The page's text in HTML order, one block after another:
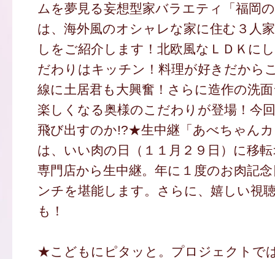
ムを夢見る妄想型家バラエティ「福岡
は、海外風のオシャレな家に住む３人
しをご紹介します！北欧風なＬＤＫに
だわりはキッチン！料理が好きだから
線に土居君も大興奮！さらに造作の洗
楽しくなる奥様のこだわりが登場！今
飛び出すのか!?★生中継「あべちゃん
は、いい肉の日（１１月２９日）に移
専門店から生中継。年に１度のお肉記
ンチを堪能します。さらに、嬉しい視
も！
★こどもにピタッと。プロジェクトで